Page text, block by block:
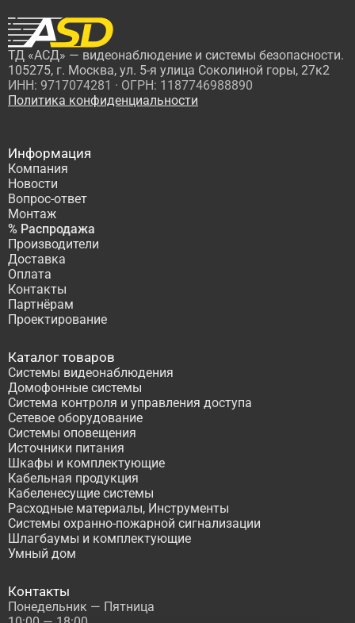
ТД «АСД» — видеонаблюдение и системы безопасности.
105275, г. Москва, ул. 5-я улица Соколиной горы, 27к2
ИНН: 9717074281 · ОГРН: 1187746988890
Политика конфиденциальности
Информация
Компания
Новости
Вопрос-ответ
Монтаж
% Распродажа
Производители
Доставка
Оплата
Контакты
Партнёрам
Проектирование
Каталог товаров
Системы видеонаблюдения
Домофонные системы
Система контроля и управления доступа
Сетевое оборудование
Системы оповещения
Источники питания
Шкафы и комплектующие
Кабельная продукция
Кабеленесущие системы
Расходные материалы, Инструменты
Системы охранно-пожарной сигнализации
Шлагбаумы и комплектующие
Умный дом
Контакты
Понедельник — Пятница